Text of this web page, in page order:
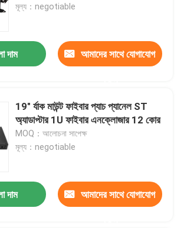
মূল্য：negotiable
দাম আমাদের সাথে যোগাযোগ
19" র্যাক মাউন্ট ফাইবার প্যাচ প্যানেল ST
অ্যাডাপ্টার 1U ফাইবার এনক্লোজার 12 কোর
MOQ：আলোচনা সাপেক্ষ
মূল্য：negotiable
দাম আমাদের সাথে যোগাযোগ